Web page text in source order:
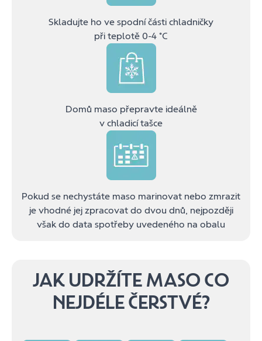
Skladujte ho ve spodní části chladničky
při teplotě 0-4 ˚C
Domů maso přepravte ideálně
v chladicí tašce
Pokud se nechystáte maso marinovat nebo zmrazit
je vhodné jej zpracovat do dvou dnů, nejpozději
však do data spotřeby uvedeného na obalu
JAK UDRŽÍTE MASO CO
NEJDÉLE ČERSTVÉ?